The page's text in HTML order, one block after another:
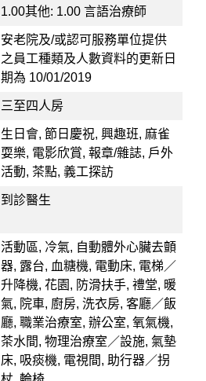
1.00其他: 1.00 言語治療師
安老院及/或認可服務單位提供
之員工種類及人數資料的更新日
期為 10/01/2019
三至四人房
生日會, 節日慶祝, 興趣班, 麻雀
耍樂, 電影欣賞, 報章/雜誌, 戶外
活動, 茶點, 義工探訪
到診醫生
活動區, 冷氣, 自動體外心臟去顫
器, 露台, 血糖機, 電動床, 電梯／
升降機, 花園, 防滑扶手, 禮堂, 暖
氣, 院車, 廚房, 洗衣房, 客廳／飯
廳, 職業治療室, 辦公室, 氧氣機,
茶水間, 物理治療室／設施, 氣墊
床, 吸痰機, 電視間, 助行器／拐